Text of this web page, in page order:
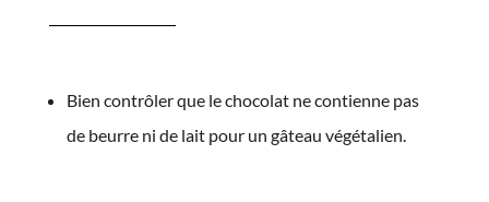
Bien contrôler que le chocolat ne contienne pas
de beurre ni de lait pour un gâteau végétalien.